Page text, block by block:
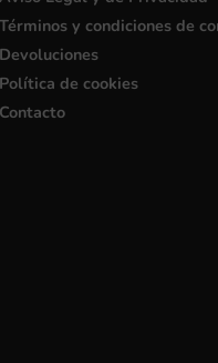
Términos y condiciones de
Devoluciones
Política de cookies
Contacto